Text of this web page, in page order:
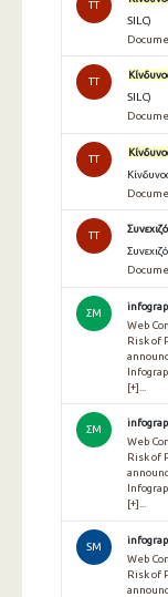
TT
SILC)
TT
SILC)
TT
TT
ΣΜ
Web
Risk of
[+]...
ΣΜ
Web
Risk of
[+]...
SM
Web
Risk of